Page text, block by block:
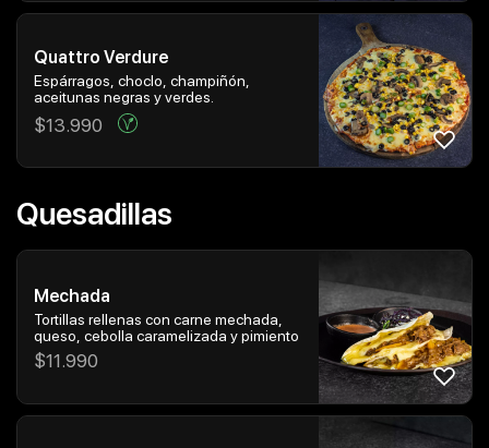
Quattro Verdure
Espárragos, choclo, champiñón,
aceitunas negras y verdes.
$13.990
Quesadillas
Mechada
Tortillas rellenas con carne mechada,
queso, cebolla caramelizada y pimiento
$11.990